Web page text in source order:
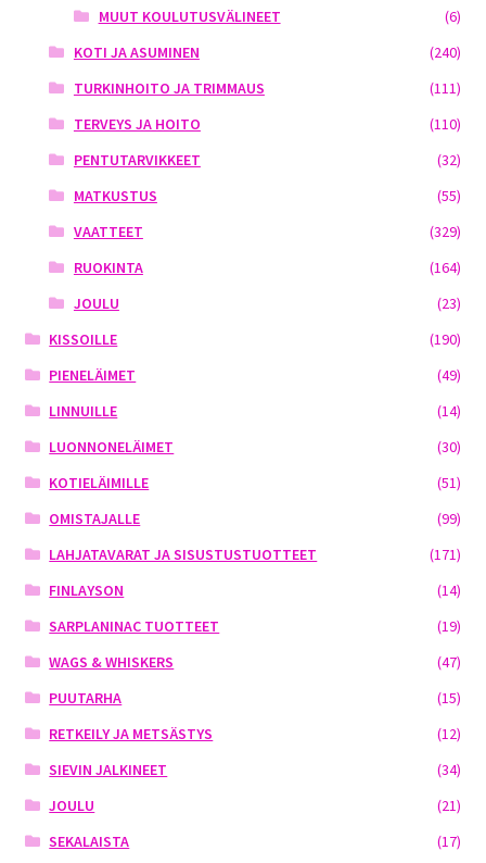
MUUT KOULUTUSVÄLINEET
(6)
KOTI JA ASUMINEN
(240)
TURKINHOITO JA TRIMMAUS
(111)
TERVEYS JA HOITO
(110)
PENTUTARVIKKEET
(32)
MATKUSTUS
(55)
VAATTEET
(329)
RUOKINTA
(164)
JOULU
(23)
KISSOILLE
(190)
PIENELÄIMET
(49)
LINNUILLE
(14)
LUONNONELÄIMET
(30)
KOTIELÄIMILLE
(51)
OMISTAJALLE
(99)
LAHJATAVARAT JA SISUSTUSTUOTTEET
(171)
FINLAYSON
(14)
SARPLANINAC TUOTTEET
(19)
WAGS & WHISKERS
(47)
PUUTARHA
(15)
RETKEILY JA METSÄSTYS
(12)
SIEVIN JALKINEET
(34)
JOULU
(21)
SEKALAISTA
(17)